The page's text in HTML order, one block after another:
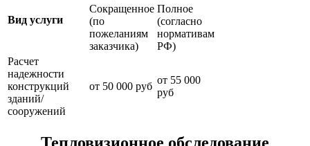
Вид услуги
Сокращенное
(по
пожеланиям
заказчика)
Полное
(согласно
нормативам
РФ)
Расчет
надежности
конструкций
зданий/
сооружений
от 50 000 руб
от 55 000
руб